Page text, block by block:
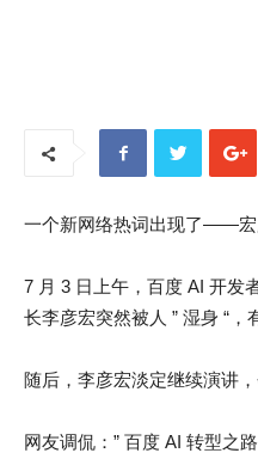
一个新网络热词出现了——宏
7 月 3 日上午，百度 AI 开发
长李彦宏突然被人 ” 湿身 “，
随后，李彦宏淡定继续演讲
网友调侃：” 百度 AI 转型之